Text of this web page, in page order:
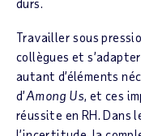
Travailler sous
collègues et
autant d’éléments
d’Among Us, et ces
réussite en RH.